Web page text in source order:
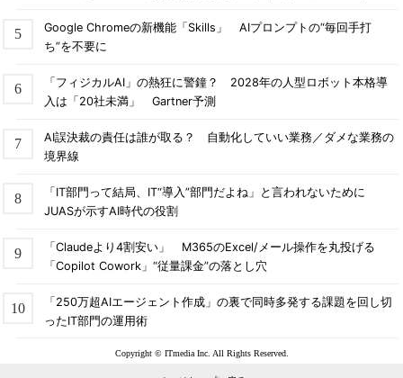
Google Chromeの新機能「Skills」 AIプロンプトの“毎回手打
ち”を不要に
「フィジカルAI」の熱狂に警鐘？ 2028年の人型ロボット本格導
入は「20社未満」 Gartner予測
AI誤決裁の責任は誰が取る？ 自動化していい業務／ダメな業務の
境界線
「IT部門って結局、IT“導入”部門だよね」と言われないために
JUASが示すAI時代の役割
「Claudeより4割安い」 M365のExcel/メール操作を丸投げる
「Copilot Cowork」“従量課金”の落とし穴
「250万超AIエージェント作成」の裏で同時多発する課題を回し切
ったIT部門の運用術
Copyright © ITmedia Inc. All Rights Reserved.